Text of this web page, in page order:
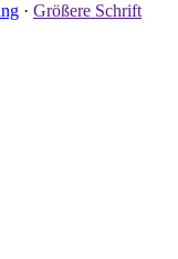
· Größere Schrift